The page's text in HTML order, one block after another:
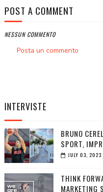
POST A COMMENT
NESSUN COMMENTO
Posta un commento
INTERVISTE
BRUNO
SPORT,
JULY 03, 2023
THINK
MARKETING